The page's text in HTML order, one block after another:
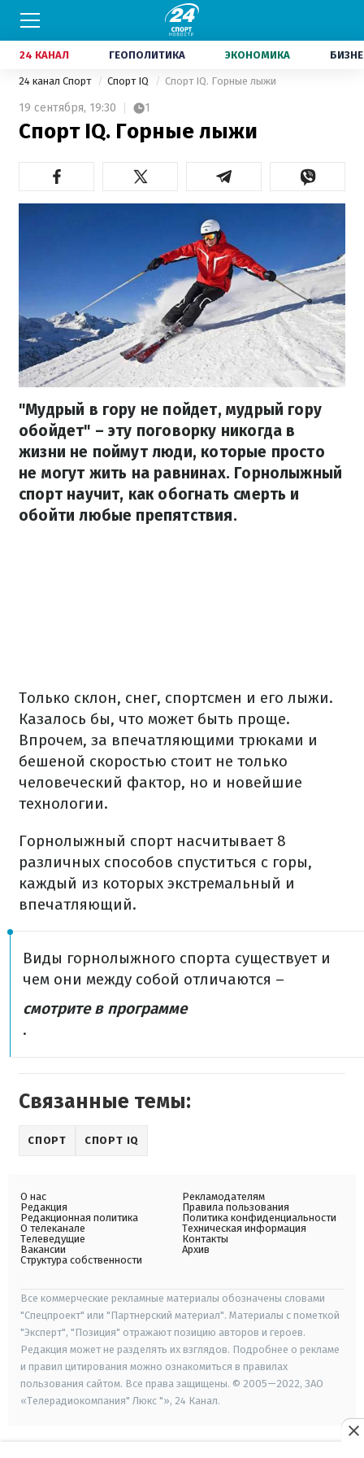
24 КАНАЛ ГЕОПОЛИТИКА ЭКОНОМИКА
24 канал Спорт Спорт IQ Спорт IQ. Горные лыжи
19 сентября, 19:30 1
Спорт IQ. Горные лыжи
"Мудрый в гору не пойдет, мудрый гору
обойдет" – эту поговорку никогда в
жизни не поймут люди, которые просто
не могут жить на равнинах. Горнолыжный
спорт научит, как обогнать смерть и
обойти любые препятствия.
Только склон, снег, спортсмен и его лыжи.
Казалось бы, что может быть проще.
Впрочем, за впечатляющими трюками и
бешеной скоростью стоит не только
человеческий фактор, но и новейшие
технологии.
Горнолыжный спорт насчитывает 8
различных способов спуститься с горы,
каждый из которых экстремальный и
впечатляющий.
Виды горнолыжного спорта существует и
чем они между собой отличаются –
смотрите в программе
.
Связанные темы:
СПОРТ СПОРТ IQ
О нас
Редакция
Редакционная политика
О телеканале
Телеведущие
Вакансии
Структура собственности
Рекламодателям
Правила пользования
Политика конфиденциальности
Техническая информация
Контакты
Архив
Все коммерческие рекламные материалы обозначены словами
"Спецпроект" или "Партнерский материал". Материалы с пометкой
"Эксперт", "Позиция" отражают позицию авторов и героев.
Редакция может не разделять их взглядов. Подробнее о рекламе
и правил цитирования можно ознакомиться в правилах
пользования сайтом. Все права защищены. © 2005—2022, ЗАО
«Телерадиокомпания" Люкс "», 24 Канал.